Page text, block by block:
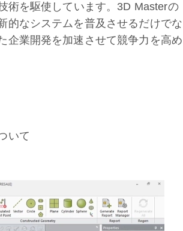
術を駆使しています。3D Masterの
的なシステムを普及させるだけでな
企業開発を加速させて競争力を高め
いて